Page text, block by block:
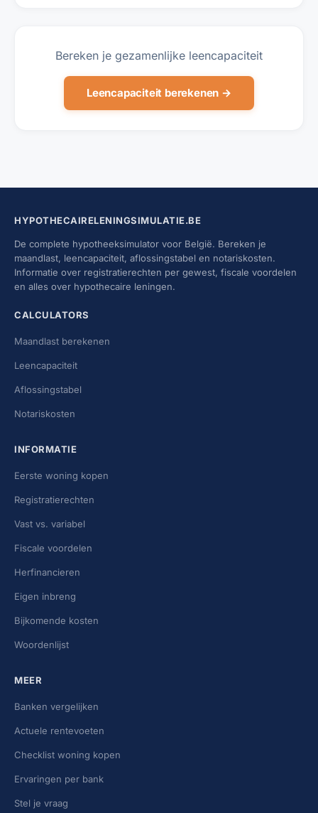
Bereken je gezamenlijke leencapaciteit
Leencapaciteit berekenen →
HYPOTHECAIRELENINGSIMULATIE.BE
De complete hypotheeksimulator voor België. Bereken je
maandlast, leencapaciteit, aflossingstabel en notariskosten.
Informatie over registratierechten per gewest, fiscale voordelen
en alles over hypothecaire leningen.
CALCULATORS
Maandlast berekenen
Leencapaciteit
Aflossingstabel
Notariskosten
INFORMATIE
Eerste woning kopen
Registratierechten
Vast vs. variabel
Fiscale voordelen
Herfinancieren
Eigen inbreng
Bijkomende kosten
Woordenlijst
MEER
Banken vergelijken
Actuele rentevoeten
Checklist woning kopen
Ervaringen per bank
Stel je vraag